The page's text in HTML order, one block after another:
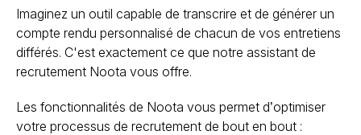
Imaginez un outil capable de transcrire et de générer un
compte rendu personnalisé de chacun de vos entretiens
différés. C'est exactement ce que notre assistant de
recrutement Noota vous offre.
Les fonctionnalités de Noota vous permet d’optimiser
votre processus de recrutement de bout en bout :